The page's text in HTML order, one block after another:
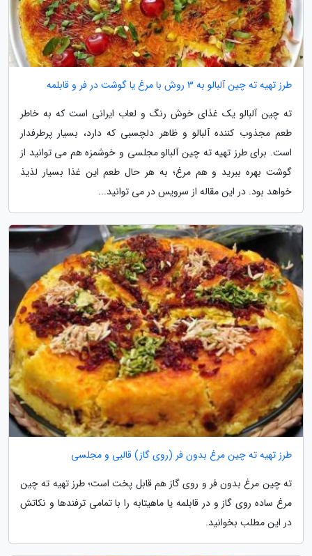
طرز تهیه ته چین آلبالو به 3 روش با مرغ یا گوشت در فر و قابلمه
ته چین آلبالو یک غذای خوش رنگ و لعاب ایرانی است که به خاطر
طعم مجذوب کننده آلبالو و ظاهر دلچسبی که دارد، بسیار پرطرفدار
است. برای طرز تهیه ته چین آلبالو مجلسی و خوشمزه هم می توانید از
گوشت بهره ببرید و هم مرغ؛ به هر حال طعم این غذا بسیار لذیذ
خواهد بود. در این مقاله از سرویس در می توانید...
طرز تهیه ته چین مرغ بدون فر (روی گاز) قالبی و مجلسی
ته چین مرغ بدون فر و روی گاز هم قابل پخت است؛ طرز تهیه ته چین
مرغ ساده روی گاز و در قابلمه یا ماهیتابه را با تمامی ترفندها و نکاتش
در این مطلب بخوانید.